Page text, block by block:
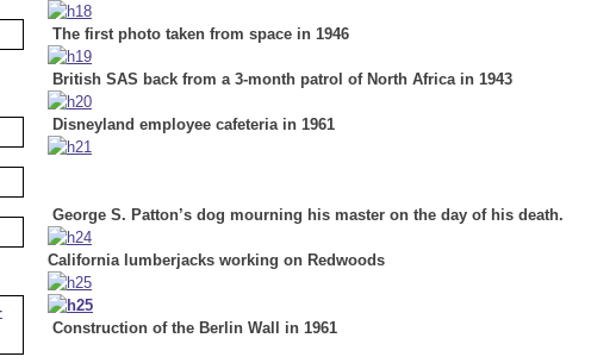
The first photo taken from space in 1946
British SAS back from a 3-month patrol of North Africa in 1943
Disneyland employee cafeteria in 1961
George S. Patton’s dog mourning his master on the day of his death.
California lumberjacks working on Redwoods
Construction of the Berlin Wall in 1961